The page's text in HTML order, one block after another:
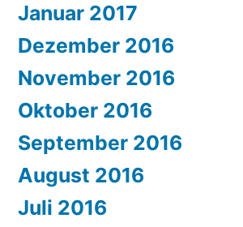
Januar 2017
Dezember 2016
November 2016
Oktober 2016
September 2016
August 2016
Juli 2016